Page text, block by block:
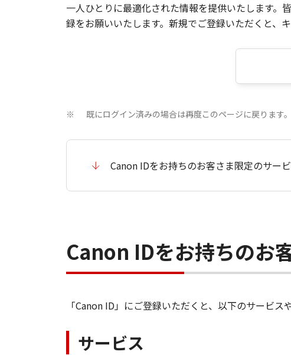
一人ひとりに最適化された情報を提供いたします。
録をお願いいたします。新規でご登録いただくと、
※ 既にログイン済みの場合は再度このページに戻ります。
Canon IDをお持ちのお客さま限定のサー
Canon IDをお持ちのお
「Canon ID」にご登録いただくと、以下のサービス
サービス